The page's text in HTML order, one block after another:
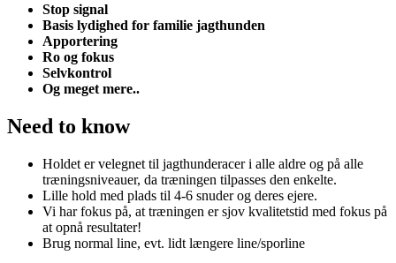
Stop signal
Basis lydighed for familie jagthunden
Apportering
Ro og fokus
Selvkontrol
Og meget mere..
Need to know
Holdet er velegnet til jagthunderacer i alle aldre og på alle
træningsniveauer, da træningen tilpasses den enkelte.
Lille hold med plads til 4-6 snuder og deres ejere.
Vi har fokus på, at træningen er sjov kvalitetstid med fokus på
at opnå resultater!
Brug normal line, evt. lidt længere line/sporline